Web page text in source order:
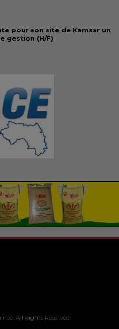
pour son site de Kamsar un
gestion (H/F)
All Rights Reserved.